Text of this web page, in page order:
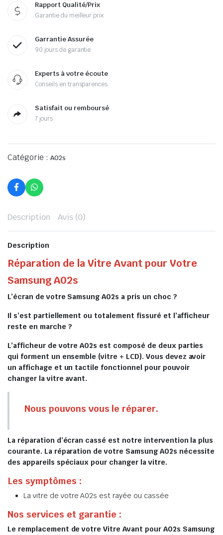
Rapport Qualité/Prix
Garantie du meilleur prix
Garrantie Assurée
90 jours de garantie
Experts à votre écoute
Conseils en transparences
Satisfait ou remboursé
7 jours
Catégorie : A02s
Description Avis (0)
Description
Réparation de la Vitre Avant pour Votre
Samsung A02s
L’écran de votre Samsung A02s a pris un choc ?
Il s’est partiellement ou totalement fissuré et l’afficheur
reste en marche ?
L’afficheur de votre A02s est composé de deux parties
qui forment un ensemble (vitre + LCD). Vous devez avoir
un affichage et un tactile fonctionnel pour pouvoir
changer la vitre avant.
Nous pouvons vous le réparer.
La réparation d’écran cassé est notre intervention la plus
courante. La réparation de votre Samsung A02s nécessite
des appareils spéciaux pour changer la vitre.
Les symptômes :
La vitre de votre A02s est rayée ou cassée
Nos services et garantie :
Le remplacement de votre Vitre Avant pour A02s Samsung